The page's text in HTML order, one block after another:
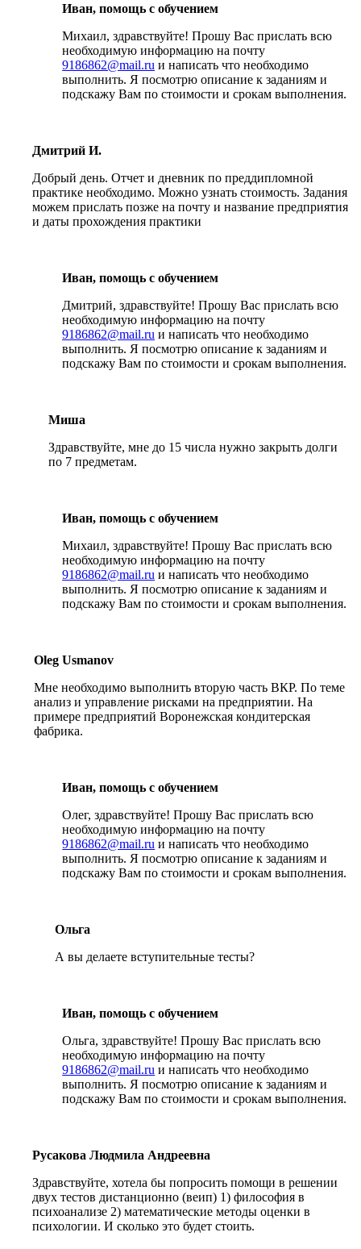
Иван, помощь с обучением
Михаил, здравствуйте! Прошу Вас прислать всю
необходимую информацию на почту
9186862@mail.ru и написать что необходимо
выполнить. Я посмотрю описание к заданиям и
подскажу Вам по стоимости и срокам выполнения.
Дмитрий И.
Добрый день. Отчет и дневник по преддипломной
практике необходимо. Можно узнать стоимость. Задания
можем прислать позже на почту и название предприятия
и даты прохождения практики
Иван, помощь с обучением
Дмитрий, здравствуйте! Прошу Вас прислать всю
необходимую информацию на почту
9186862@mail.ru и написать что необходимо
выполнить. Я посмотрю описание к заданиям и
подскажу Вам по стоимости и срокам выполнения.
Миша
Здравствуйте, мне до 15 числа нужно закрыть долги
по 7 предметам.
Иван, помощь с обучением
Михаил, здравствуйте! Прошу Вас прислать всю
необходимую информацию на почту
9186862@mail.ru и написать что необходимо
выполнить. Я посмотрю описание к заданиям и
подскажу Вам по стоимости и срокам выполнения.
Oleg Usmanov
Мне необходимо выполнить вторую часть ВКР. По теме
анализ и управление рисками на предприятии. На
примере предприятий Воронежская кондитерская
фабрика.
Иван, помощь с обучением
Олег, здравствуйте! Прошу Вас прислать всю
необходимую информацию на почту
9186862@mail.ru и написать что необходимо
выполнить. Я посмотрю описание к заданиям и
подскажу Вам по стоимости и срокам выполнения.
Ольга
А вы делаете вступительные тесты?
Иван, помощь с обучением
Ольга, здравствуйте! Прошу Вас прислать всю
необходимую информацию на почту
9186862@mail.ru и написать что необходимо
выполнить. Я посмотрю описание к заданиям и
подскажу Вам по стоимости и срокам выполнения.
Русакова Людмила Андреевна
Здравствуйте, хотела бы попросить помощи в решении
двух тестов дистанционно (веип) 1) философия в
психоанализе 2) математические методы оценки в
психологии. И сколько это будет стоить.